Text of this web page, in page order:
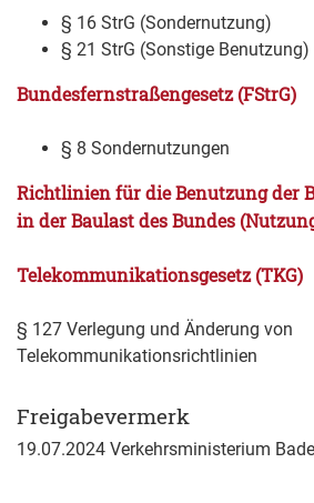
§ 16 StrG (Sondernutzung)
§ 21 StrG (Sonstige Benutzung)
Bundesfernstraßengesetz (FStrG)
§ 8 Sondernutzungen
Richtlinien für die Benutzung der
in der Baulast des Bundes
Telekommunikationsgesetz (TKG)
§ 127 Verlegung und Änderung von
Telekommunikationsrichtlinien
Freigabevermerk
19.07.2024 Verkehrsministerium